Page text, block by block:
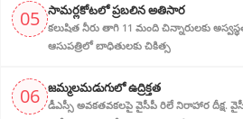
05 సామర్లకోటలో ప్రబలిన అతిసార
కలుషిత నీరు తాగి 11 మంది చిన్నారులకు
ఆసుపత్రిలో బాధితులకు చికిత్స
06 జ‌మ్మ‌ల‌మ‌డుగులో ఉద్రిక్త‌త‌
డీఎస్సీ అవ‌క‌త‌వ‌క‌ల‌పై వైసీపీ రిలే నిరాహార‌ దీక్ష‌.